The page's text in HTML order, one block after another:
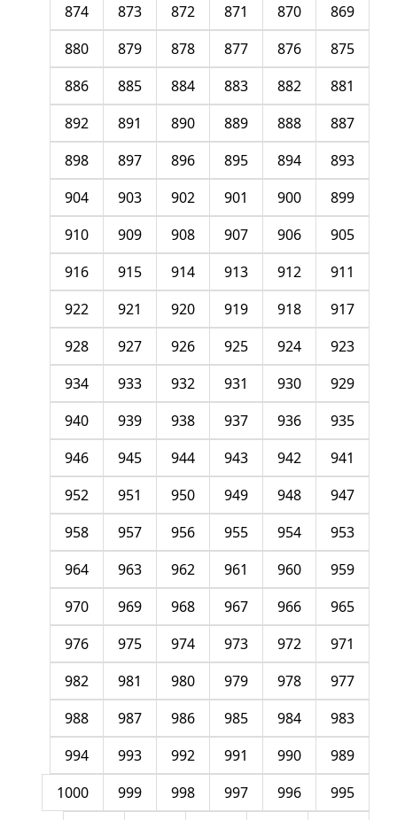
869
870
871
872
873
874
875
876
877
878
879
880
881
882
883
884
885
886
887
888
889
890
891
892
893
894
895
896
897
898
899
900
901
902
903
904
905
906
907
908
909
910
911
912
913
914
915
916
917
918
919
920
921
922
923
924
925
926
927
928
929
930
931
932
933
934
935
936
937
938
939
940
941
942
943
944
945
946
947
948
949
950
951
952
953
954
955
956
957
958
959
960
961
962
963
964
965
966
967
968
969
970
971
972
973
974
975
976
977
978
979
980
981
982
983
984
985
986
987
988
989
990
991
992
993
994
995
996
997
998
999
1000